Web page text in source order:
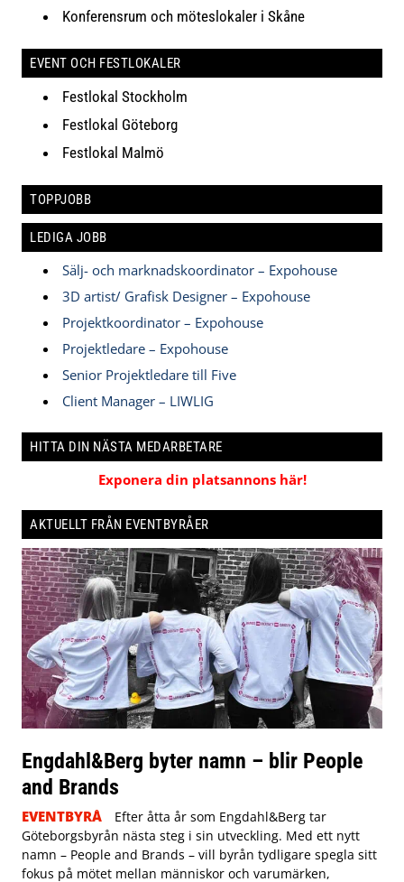
Konferensrum och möteslokaler i Skåne
EVENT OCH FESTLOKALER
Festlokal Stockholm
Festlokal Göteborg
Festlokal Malmö
TOPPJOBB
LEDIGA JOBB
Sälj- och marknadskoordinator – Expohouse
3D artist/ Grafisk Designer – Expohouse
Projektkoordinator – Expohouse
Projektledare – Expohouse
Senior Projektledare till Five
Client Manager – LIWLIG
HITTA DIN NÄSTA MEDARBETARE
Exponera din platsannons här!
AKTUELLT FRÅN EVENTBYRÅER
Engdahl&Berg byter namn – blir People
and Brands
EVENTBYRÅ
Efter åtta år som Engdahl&Berg tar
Göteborgsbyrån nästa steg i sin utveckling. Med ett nytt
namn – People and Brands – vill byrån tydligare spegla sitt
fokus på mötet mellan människor och varumärken,